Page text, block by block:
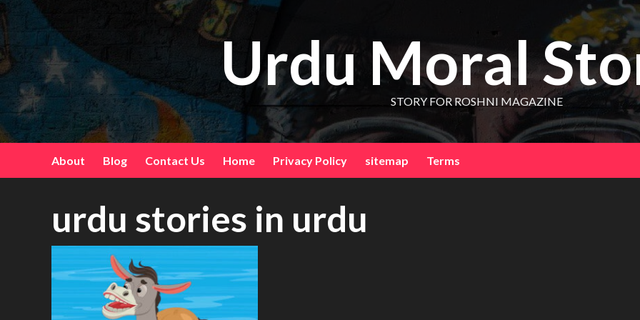
to
content
Urdu Moral
STORY FOR ROSHNI MAGAZINE
About Blog Contact Us Home Privacy Policy sitemap Terms
urdu stories in urdu